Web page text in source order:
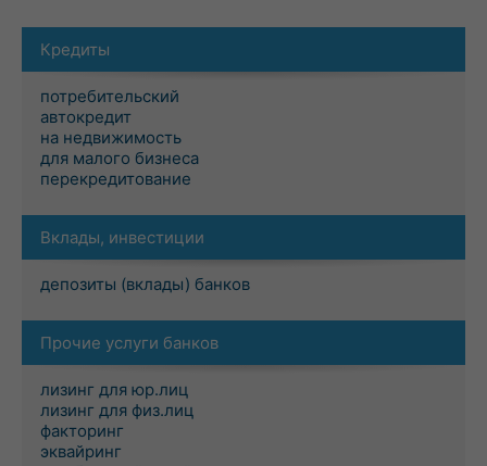
Кредиты
потребительский
автокредит
на недвижимость
для малого бизнеса
перекредитование
Вклады, инвестиции
депозиты (вклады) банков
Прочие услуги банков
лизинг для юр.лиц
лизинг для физ.лиц
факторинг
эквайринг